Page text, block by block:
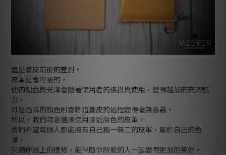
這是養皮前後的差別。
皮革是會呼吸的，
他的顏色與光澤會隨著使用者的撫摸與使用，變得越加的充滿魅
力，
可是過深的顏色則會將這養皮的過程變得毫無意義。
所以，我們特意選擇使用接近原色的皮革。
我們希望每個人都能擁有自己獨一無二的皮革、屬於自己的色
澤。
只願你送上的禮物，能伴隨你所愛的人一起變得更加的美好。